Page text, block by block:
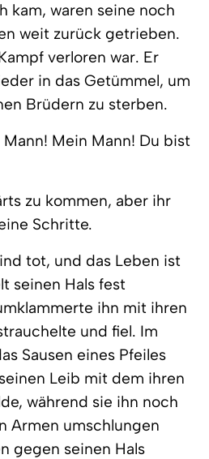
kam, waren seine noch
weit zurück getrieben.
verloren war. Er
in das Getümmel, um
Brüdern zu sterben.
Mein Mann! Du bist
zu kommen, aber ihr
Schritte.
tot, und das Leben ist
seinen Hals fest
ihn mit ihren
und fiel. Im
Sausen eines Pfeiles
Leib mit dem ihren
während sie ihn noch
Armen umschlungen
gegen seinen Hals